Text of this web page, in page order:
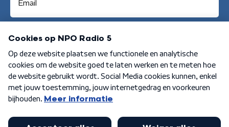
Aanmelden
Algemene voorwaarden Privacybeleid